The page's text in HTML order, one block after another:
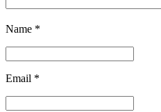
Name *
Email *